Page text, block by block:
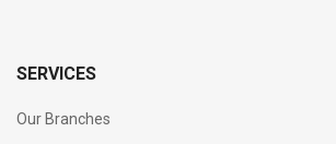
SERVICES
Our Branches